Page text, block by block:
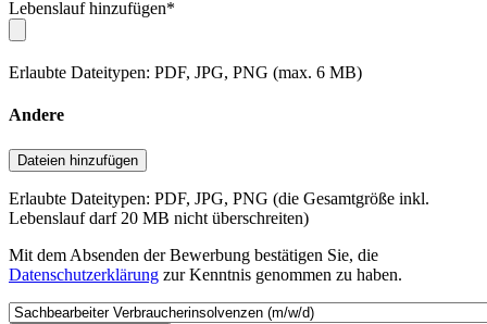
Lebenslauf hinzufügen*
Erlaubte Dateitypen: PDF, JPG, PNG (max. 6 MB)
Andere
Dateien hinzufügen
Erlaubte Dateitypen: PDF, JPG, PNG (die Gesamtgröße inkl.
Lebenslauf darf 20 MB nicht überschreiten)
Mit dem Absenden der Bewerbung bestätigen Sie, die
Datenschutzerklärung zur Kenntnis genommen zu haben.